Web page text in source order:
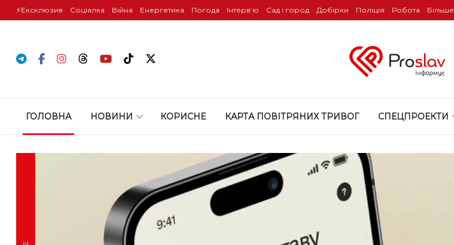
⚡️Ексклюзив Соціалка Війна Енергетика Погода Інтервʼю Сад і город Добірки Поліція Робота Більше
ГОЛОВНА НОВИНИ КОРИСНЕ КАРТА ПОВІТРЯНИХ ТРИВОГ СПЕЦПРОЕКТИ